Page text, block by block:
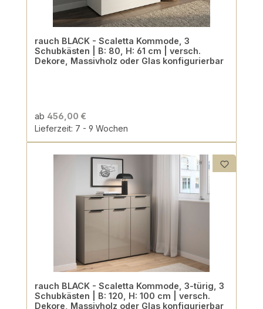
rauch BLACK - Scaletta Kommode, 3
Schubkästen | B: 80, H: 61 cm | versch.
Dekore, Massivholz oder Glas konfigurierbar
ab 456,00 €
Lieferzeit: 7 - 9 Wochen
rauch BLACK - Scaletta Kommode, 3-türig, 3
Schubkästen | B: 120, H: 100 cm | versch.
Dekore, Massivholz oder Glas konfigurierbar